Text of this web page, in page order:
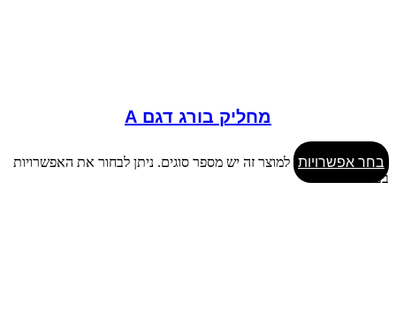
מחליק בורג דגם A
בחר אפשרויות למוצר זה יש מספר סוגים. ניתן לבחור את האפשרויות
בעמוד המוצר